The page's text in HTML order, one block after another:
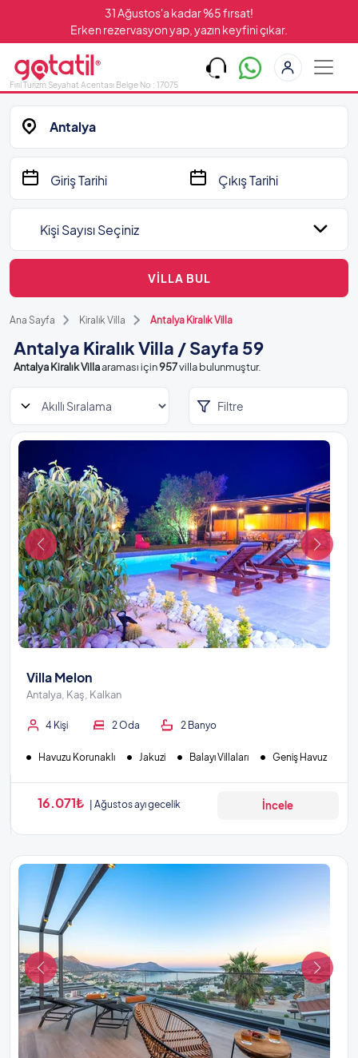
31 Ağustos'a kadar %5 fırsat!
Erken rezervasyon yap, yazın keyfini çıkar.
Fırıl Turizm Seyahat Acentası Belge No : 17075
Antalya
Kişi Sayısı Seçiniz
VİLLA BUL
Ana Sayfa Kiralık Villa Antalya Kiralık Villa
Antalya Kiralık Villa / Sayfa 59
Antalya Kiralık Villaaraması için957villa bulunmuştur.
Filtre
Villa Melon
Antalya, Kaş, Kalkan
4 Kişi 2 Oda 2 Banyo
Havuzu Korunaklı Jakuzi Balayı Villaları Geniş Havuz
16.071₺ Ağustos ayı gecelik İncele